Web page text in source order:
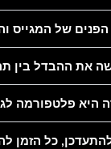
הפנים של המגייס
את ההבדל בין
פלטפורמה
להתעדכן, כל הזמן